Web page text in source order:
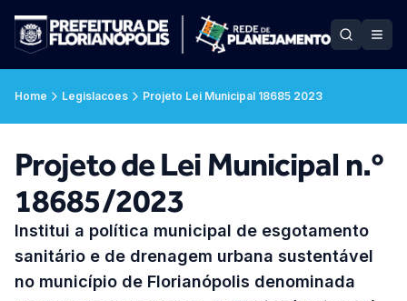
Home Legislacoes Projeto Lei Municipal 18685 2023
Projeto de Lei Municipal n.º
18685/2023
Institui a política municipal de esgotamento
sanitário e de drenagem urbana sustentável
no município de Florianópolis denominada